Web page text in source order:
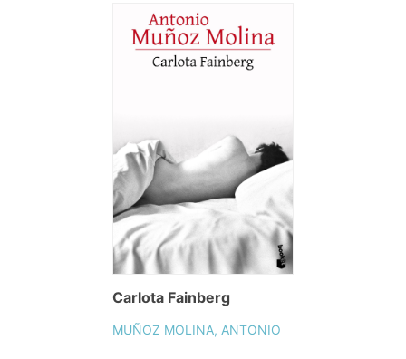
Carlota Fainberg
MUÑOZ MOLINA, ANTONIO